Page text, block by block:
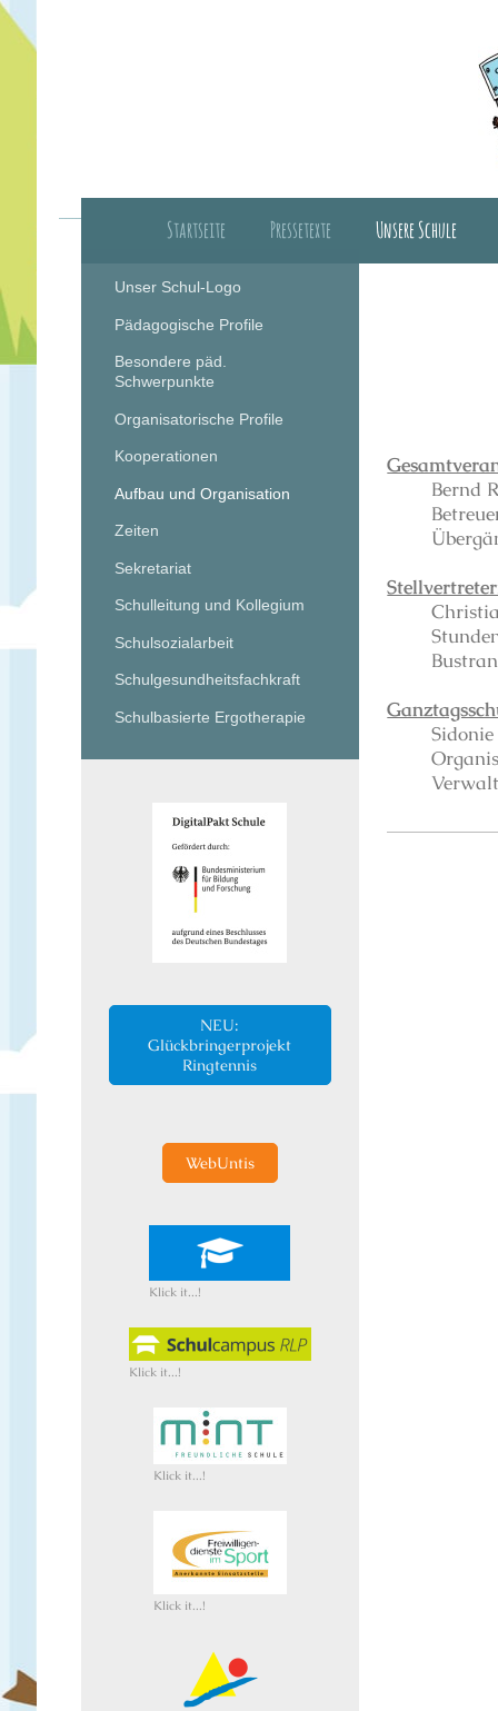
Startseite Pressetexte Unsere Schule
Herzlich
Bernd
Unser Schul-Logo
Pädagogische Profile
Besondere päd.
Schwerpunkte
Organisatorische Profile
Kooperationen
Aufbau und Organisation
Zeiten
Sekretariat
Schulleitung und Kollegium
Schulsozialarbeit
Schulgesundheitsfachkraft
Schulbasierte Ergotherapie
NEU:
Glückbringerprojekt
Ringtennis
WebUntis
Klick it...!
Klick it...!
Klick it...!
Klick it...!